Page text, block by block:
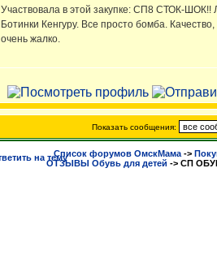
Участвовала в этой закупке: СП8 СТОК-
Ботинки Кенгуру. Все просто бомба.
очень жалко.
Показать сообщения:
Список форумов ОмскМама ->
ОТЗЫВЫ Обувь для детей -> СП